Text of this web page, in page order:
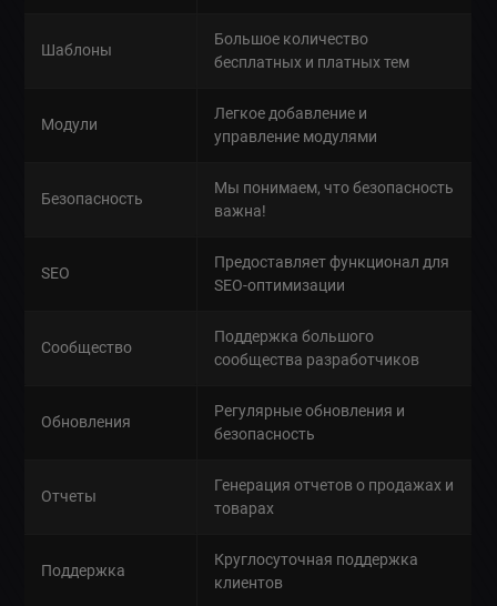
Шаблоны
Большое количество
бесплатных и платных тем
Модули
Легкое добавление и
управление модулями
Безопасность
Мы понимаем, что безопасность
важна!
SEO
Предоставляет функционал для
SEO-оптимизации
Сообщество
Поддержка большого
сообщества разработчиков
Обновления
Регулярные обновления и
безопасность
Отчеты
Генерация отчетов о продажах и
товарах
Поддержка
Круглосуточная поддержка
клиентов